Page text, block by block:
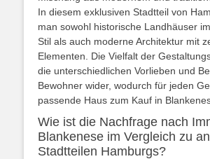
In diesem exklusiven Stadtteil von
man sowohl historische Landhäuser
Stil als auch moderne Architektur mit
Elementen. Die Vielfalt der
die unterschiedlichen Vorlieben und
Bewohner wider, wodurch für jeden
passende Haus zum Kauf in
Wie ist die Nachfrage nach
Blankenese im Vergleich zu
Stadtteilen Hamburgs?